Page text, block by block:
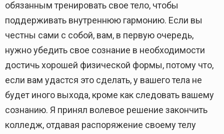
обязанным тренировать свое тело, чтобы
поддерживать внутреннюю гармонию. Если вы
честны сами с собой, вам, в первую очередь,
нужно убедить свое сознание в необходимости
достичь хорошей физической формы, потому что,
если вам удастся это сделать, у вашего тела не
будет иного выхода, кроме как следовать вашему
сознанию. Я принял волевое решение закончить
колледж, отдавая распоряжение своему телу